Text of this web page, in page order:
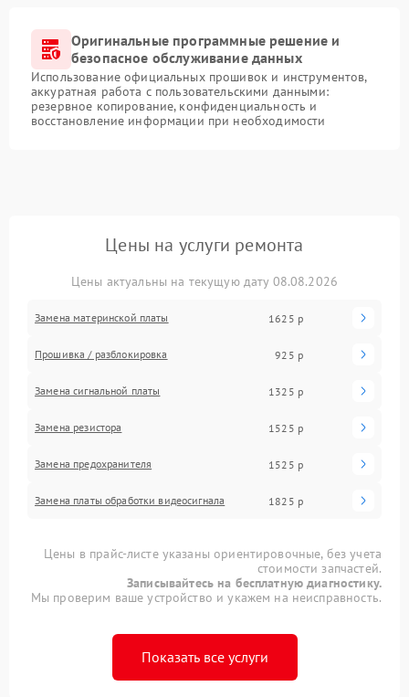
Оригинальные программные решение и
безопасное обслуживание данных
Использование официальных прошивок и инструментов,
аккуратная работа с пользовательскими данными:
резервное копирование, конфиденциальность и
восстановление информации при необходимости
Цены на услуги ремонта
Цены актуальны на текущую дату 08.08.2026
Замена материнской платы 1625 р
Прошивка / разблокировка 925 р
Замена сигнальной платы 1325 р
Замена резистора 1525 р
Замена предохранителя 1525 р
Замена платы обработки видеосигнала 1825 р
Цены в прайс-листе указаны ориентировочные, без учета
стоимости запчастей.
Записывайтесь на бесплатную диагностику.
Мы проверим ваше устройство и укажем на неисправность.
Показать все услуги